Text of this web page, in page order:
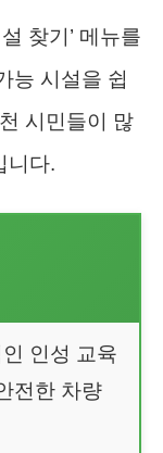
찾기’ 메뉴를
능 시설을 쉽
시민들이 많
니다.
인성 교육
전한 차량